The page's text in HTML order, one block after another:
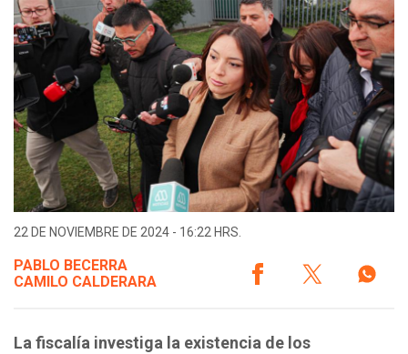
22 DE NOVIEMBRE DE 2024 - 16:22 HRS.
PABLO BECERRA
CAMILO CALDERARA
La fiscalía investiga la existencia de los